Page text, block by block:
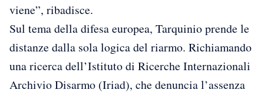
viene”, ribadisce.
Sul tema della difesa europea, Tarquinio prende le
distanze dalla sola logica del riarmo. Richiamando
una ricerca dell’Istituto di Ricerche Internazionali
Archivio Disarmo (Iriad), che denuncia l’assenza